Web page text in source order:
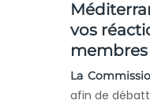
vos
La
afin de